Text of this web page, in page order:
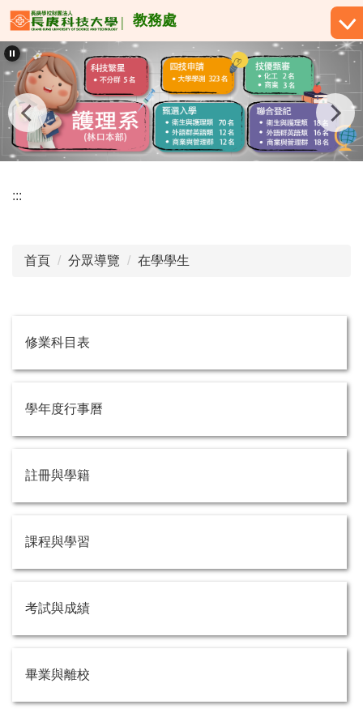
跳
到
主
要
內
容
區
教務處
:::
首頁 分眾導覽 在學學生
修業科目表
學年度行事曆
註冊與學籍
課程與學習
考試與成績
畢業與離校